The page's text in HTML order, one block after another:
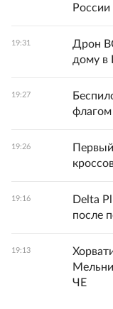
России
19:31
Дрон
дому в
19:27
флагом
19:26
19:16
Delta
после
19:13
ЧЕ